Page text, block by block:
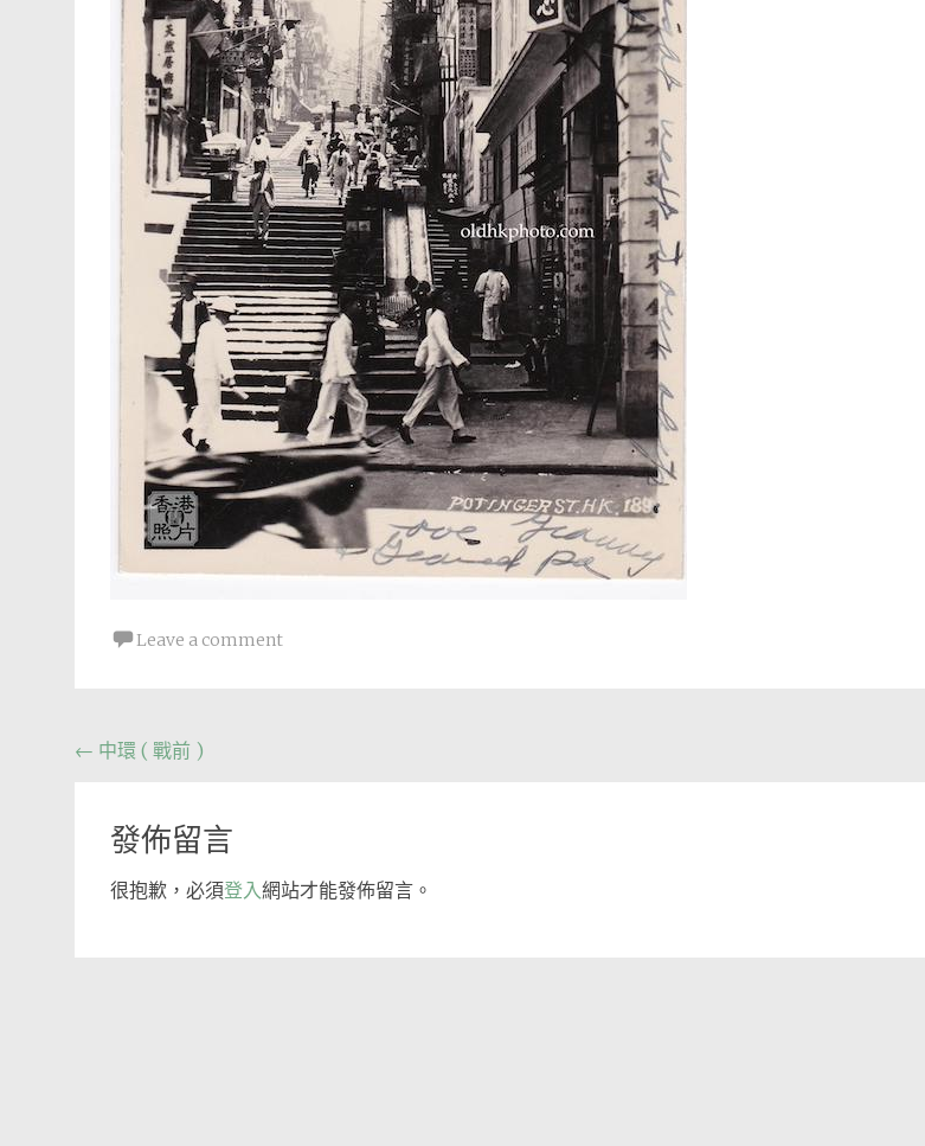
Leave a comment
Post
← 中環 ( 戰前 )
發佈留言
很抱歉，必須登入網站才能發佈留言。